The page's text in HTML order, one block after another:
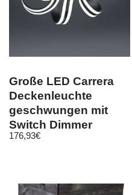
Große LED Carrera
Deckenleuchte
geschwungen mit
Switch Dimmer
schwarz matt 45cm
176,93€